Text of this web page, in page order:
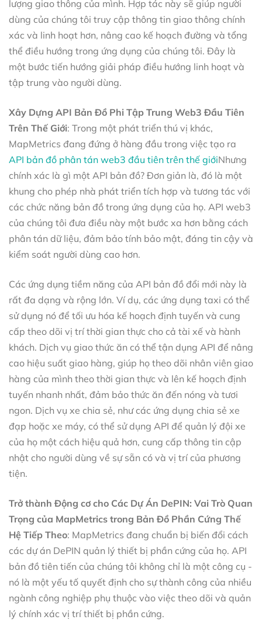
lượng giao thông của mình. Hợp tác này sẽ giúp người
dùng của chúng tôi truy cập thông tin giao thông chính
xác và linh hoạt hơn, nâng cao kế hoạch đường và tổng
thể điều hướng trong ứng dụng của chúng tôi. Đây là
một bước tiến hướng giải pháp điều hướng linh hoạt và
tập trung vào người dùng.
Xây Dựng API Bản Đồ Phi Tập Trung Web3 Đầu Tiên
Trên Thế Giới: Trong một phát triển thú vị khác,
MapMetrics đang đứng ở hàng đầu trong việc tạo ra
API bản đồ phân tán web3 đầu tiên trên thế giớiNhưng
chính xác là gì một API bản đồ? Đơn giản là, đó là một
khung cho phép nhà phát triển tích hợp và tương tác với
các chức năng bản đồ trong ứng dụng của họ. API web3
của chúng tôi đưa điều này một bước xa hơn bằng cách
phân tán dữ liệu, đảm bảo tính bảo mật, đáng tin cậy và
kiểm soát người dùng cao hơn.
Các ứng dụng tiềm năng của API bản đồ đổi mới này là
rất đa dạng và rộng lớn. Ví dụ, các ứng dụng taxi có thể
sử dụng nó để tối ưu hóa kế hoạch định tuyến và cung
cấp theo dõi vị trí thời gian thực cho cả tài xế và hành
khách. Dịch vụ giao thức ăn có thể tận dụng API để nâng
cao hiệu suất giao hàng, giúp họ theo dõi nhân viên giao
hàng của mình theo thời gian thực và lên kế hoạch định
tuyến nhanh nhất, đảm bảo thức ăn đến nóng và tươi
ngon. Dịch vụ xe chia sẻ, như các ứng dụng chia sẻ xe
đạp hoặc xe máy, có thể sử dụng API để quản lý đội xe
của họ một cách hiệu quả hơn, cung cấp thông tin cập
nhật cho người dùng về sự sẵn có và vị trí của phương
tiện.
Trở thành Động cơ cho Các Dự Án DePIN: Vai Trò Quan
Trọng của MapMetrics trong Bản Đồ Phần Cứng Thế
Hệ Tiếp Theo: MapMetrics đang chuẩn bị biến đổi cách
các dự án DePIN quản lý thiết bị phần cứng của họ. API
bản đồ tiên tiến của chúng tôi không chỉ là một công cụ -
nó là một yếu tố quyết định cho sự thành công của nhiều
ngành công nghiệp phụ thuộc vào việc theo dõi và quản
lý chính xác vị trí thiết bị phần cứng.